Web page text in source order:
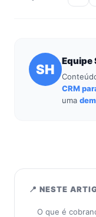
SH
Equipe
CRM
uma
📍 NESTE
O que é